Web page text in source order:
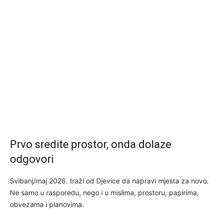
Prvo sredite prostor, onda dolaze
odgovori
Svibanj/maj 2026. traži od Djevice da napravi mjesta za novo.
Ne samo u rasporedu, nego i u mislima, prostoru, papirima,
obvezama i planovima.